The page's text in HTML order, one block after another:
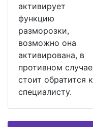
активирует
функцию
разморозки,
возможно она
активирована, в
противном случае
стоит обратится к
специалисту.